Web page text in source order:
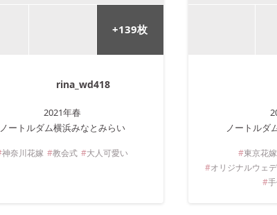
+139枚
rina_wd418
2021年春
ノートルダム横浜みなとみらい
神奈川花嫁 教会式 大人可愛い
ノートルダ
東京花嫁
オリジナルウェ